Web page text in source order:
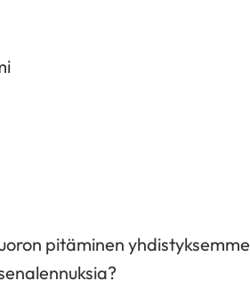
pitäminen yhdistyksemme